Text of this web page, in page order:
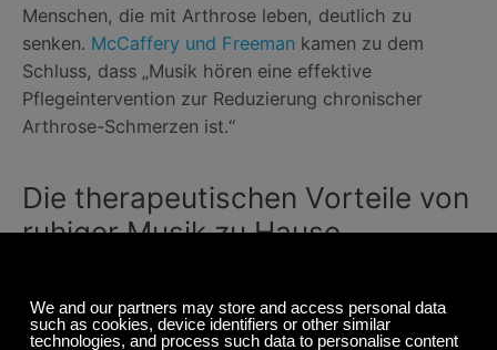
Menschen, die mit Arthrose leben, deutlich zu
senken. McCaffery und Freeman kamen zu dem
Schluss, dass „Musik hören eine effektive
Pflegeintervention zur Reduzierung chronischer
Arthrose-Schmerzen ist.“
Die therapeutischen Vorteile von
ruhiger Musik zu Hause
das im Gehirn bewirkt, bleibt unklar. Wissenschaftler
untersuchen weiterhin die schmerzstillende Wirkung